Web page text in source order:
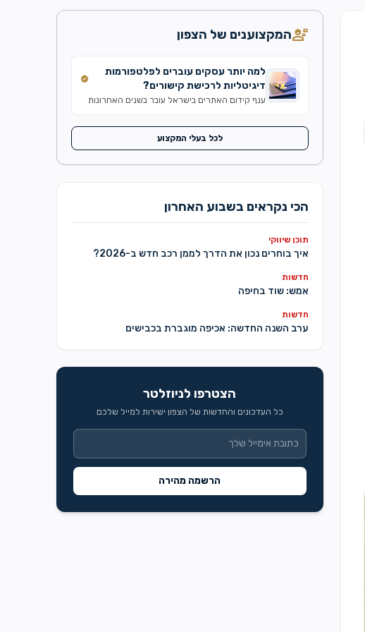
engineeringהמקצוענים של הצפון
למה יותר עסקים עוברים לפלטפורמות
דיגיטליות לרכישת קישורים?
verified
ענף קידום האתרים בישראל עובר בשנים האחרונות
יותר עסקים ומשרדי דיגיטל מעדיפים לעבוד דרך
מערכות מרכזיות שמנהלות את כל התהליך במקום
מורכב יותר מאי פעם. עדכוני האלגוריתם של מנועי
לכל בעלי המקצוע
הכי נקראים בשבוע האחרון
תוכן שיווקי
איך בוחרים נכון את הדרך לממן רכב חדש ב-2026?
חדשות
אמש: שוד בחיפה
חדשות
ערב השנה החדשה: אכיפה מוגברת בכבישים
הצטרפו לניוזלטר
כל העדכונים והחדשות של הצפון ישירות למייל שלכם
הרשמה מהירה